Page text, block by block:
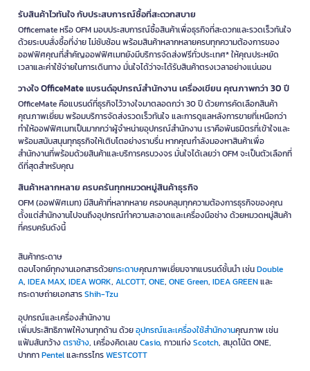
รับสินค้าไวทันใจ กับประสบการณ์ซื้อที่สะดวกสบาย
Officemate หรือ OFM มอบประสบการณ์ซื้อสินค้าเพื่อธุรกิจที่สะดวกและรวดเร็วทันใจ
ด้วยระบบสั่งซื้อที่ง่าย ไม่ซับซ้อน พร้อมสินค้าหลากหลายครบทุกความต้องการของ
ออฟฟิศคุณที่สำคัญออฟฟิศเมทยังมีบริการจัดส่งฟรีทั่วประเทศ* ให้คุณประหยัด
เวลาและค่าใช้จ่ายในการเดินทาง มั่นใจได้ว่าจะได้รับสินค้าตรงเวลาอย่างแน่นอน
วางใจ OfficeMate แบรนด์อุปกรณ์สำนักงาน เครื่องเขียน คุณภาพกว่า 30 ปี
OfficeMate คือแบรนด์ที่ธุรกิจไว้วางใจมาตลอดกว่า 30 ปี ด้วยการคัดเลือกสินค้า
คุณภาพเยี่ยม พร้อมบริการจัดส่งรวดเร็วทันใจ และการดูแลหลังการขายที่เหนือกว่า
ทำให้ออฟฟิศเมทเป็นมากกว่าผู้จำหน่ายอุปกรณ์สำนักงาน เราคือพันธมิตรที่เข้าใจและ
พร้อมสนับสนุนทุกธุรกิจให้เติบโตอย่างราบรื่น หากคุณกำลังมองหาสินค้าเพื่อ
สำนักงานที่พร้อมด้วยสินค้าและบริการครบวงจร มั่นใจได้เลยว่า OFM จะเป็นตัวเลือกที่
ดีที่สุดสำหรับคุณ
สินค้าหลากหลาย ครบครันทุกหมวดหมู่สินค้าธุรกิจ
OFM (ออฟฟิศเมท) มีสินค้าที่หลากหลาย ครอบคลุมทุกความต้องการธุรกิจของคุณ
ตั้งแต่สำนักงานไปจนถึงอุปกรณ์ทำความสะอาดและเครื่องมือช่าง ด้วยหมวดหมู่สินค้า
ที่ครบครันดังนี้
สินค้ากระดาษ
ตอบโจทย์ทุกงานเอกสารด้วยกระดาษคุณภาพเยี่ยมจากแบรนด์ชั้นนำ เช่นDouble
A, IDEA MAX, IDEA WORK, ALCOTT, ONE, ONE Green, IDEA GREENและ
กระดาษถ่ายเอกสารShih-Tzu
อุปกรณ์และเครื่องสำนักงาน
เพิ่มประสิทธิภาพให้งานทุกด้าน ด้วยอุปกรณ์และเครื่องใช้สำนักงานคุณภาพ เช่น
แฟ้มสันกว้างตราช้าง, เครื่องคิดเลขCasio, กาวแท่งScotch, สมุดโน้ต ONE,
ปากกาPentelและกรรไกรWESTCOTT